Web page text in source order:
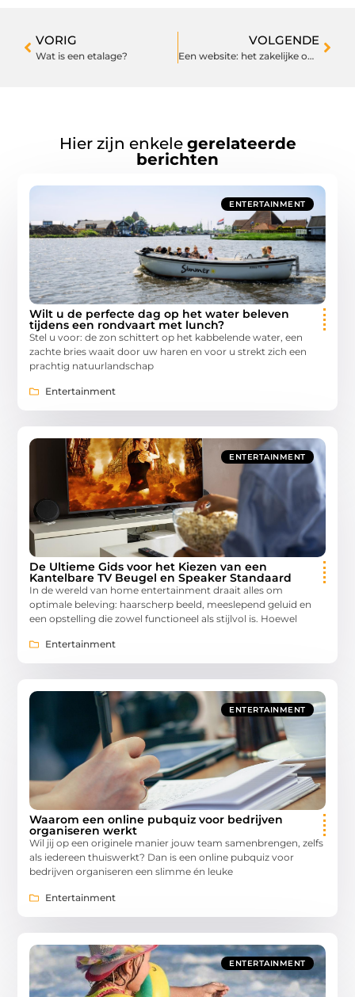
VORIG
Wat is een etalage?
VOLGENDE
Een website: het zakelijke online visitekaartje
Hier zijn enkele gerelateerde
berichten
ENTERTAINMENT
Wilt u de perfecte dag op het water beleven
tijdens een rondvaart met lunch?
Stel u voor: de zon schittert op het kabbelende water, een
zachte bries waait door uw haren en voor u strekt zich een
prachtig natuurlandschap
Entertainment
ENTERTAINMENT
De Ultieme Gids voor het Kiezen van een
Kantelbare TV Beugel en Speaker Standaard
In de wereld van home entertainment draait alles om
optimale beleving: haarscherp beeld, meeslepend geluid en
een opstelling die zowel functioneel als stijlvol is. Hoewel
Entertainment
ENTERTAINMENT
Waarom een online pubquiz voor bedrijven
organiseren werkt
Wil jij op een originele manier jouw team samenbrengen, zelfs
als iedereen thuiswerkt? Dan is een online pubquiz voor
bedrijven organiseren een slimme én leuke
Entertainment
ENTERTAINMENT